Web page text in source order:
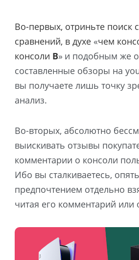
Во-первых, отриньте поиск
сравнений, в духе «чем
консоли B» и подобным же
составленные обзоры на
вы получаете лишь точку
анализ.
Во-вторых, абсолютно
выискивать отзывы
комментарии о консоли
Ибо вы сталкиваетесь,
предпочтением отдельно
читая его комментарий или